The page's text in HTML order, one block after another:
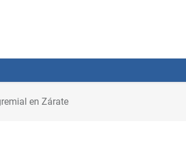
en Zárate